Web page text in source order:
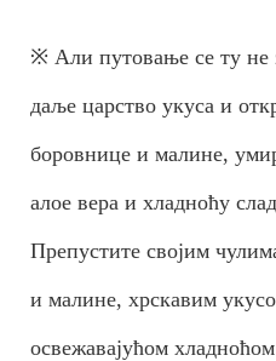
※ Али путовање се ту не
даље царство укуса и
боровнице и малине,
алое вера и хладноћу
Препустите својим
и малине, хрскавим
освежавајућом